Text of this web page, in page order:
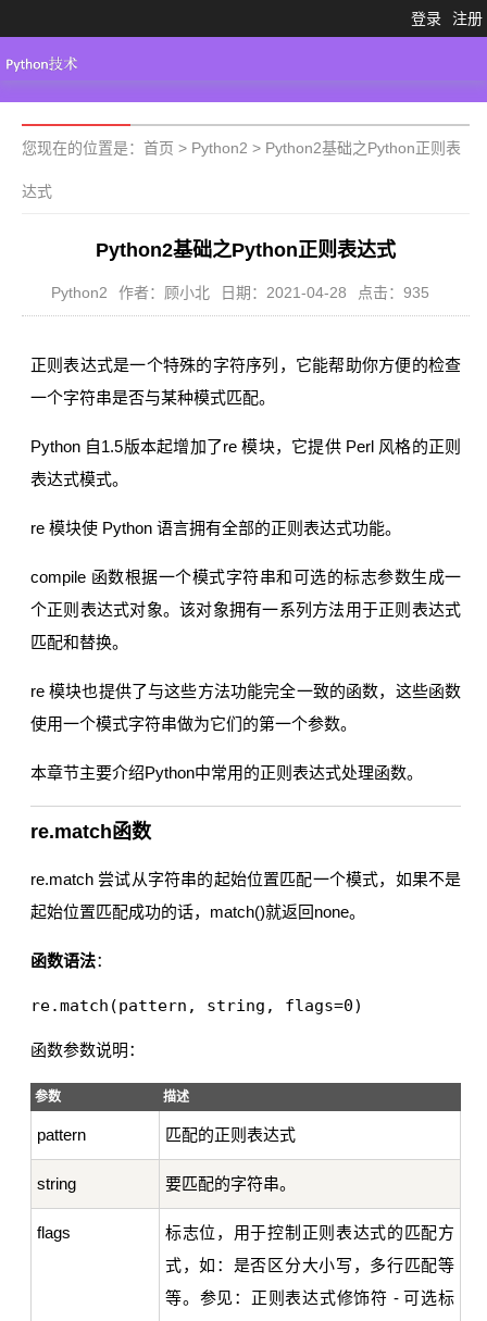
登录 注册
Python3.X 工具大全 Python代码
您现在的位置是： 首页 > Python2 > Python2基础之Python正则表
达式
Python2基础之Python正则表达式
Python2 作者：顾小北 日期：2021-04-28 点击：935
正则表达式是一个特殊的字符序列，它能帮助你方便的检查
一个字符串是否与某种模式匹配。
Python 自1.5版本起增加了re 模块，它提供 Perl 风格的正则
表达式模式。
re 模块使 Python 语言拥有全部的正则表达式功能。
compile 函数根据一个模式字符串和可选的标志参数生成一
个正则表达式对象。该对象拥有一系列方法用于正则表达式
匹配和替换。
re 模块也提供了与这些方法功能完全一致的函数，这些函数
使用一个模式字符串做为它们的第一个参数。
本章节主要介绍Python中常用的正则表达式处理函数。
re.match函数
re.match 尝试从字符串的起始位置匹配一个模式，如果不是
起始位置匹配成功的话，match()就返回none。
函数语法：
函数参数说明：
参数 描述
pattern 匹配的正则表达式
string 要匹配的字符串。
flags
标志位，用于控制正则表达式的匹配方
式，如：是否区分大小写，多行匹配等
等。参见：正则表达式修饰符 - 可选标